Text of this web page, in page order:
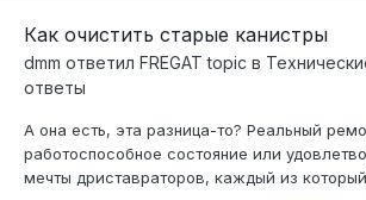
Как очистить старые канистры
dmm ответил FREGAT topic в
ответы
А она есть, эта разница-то? Реальный
работоспособное состояние или
мечты дриставраторов, каждый из